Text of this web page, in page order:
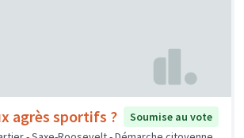
agrès sportifs ?
Soumise au vote